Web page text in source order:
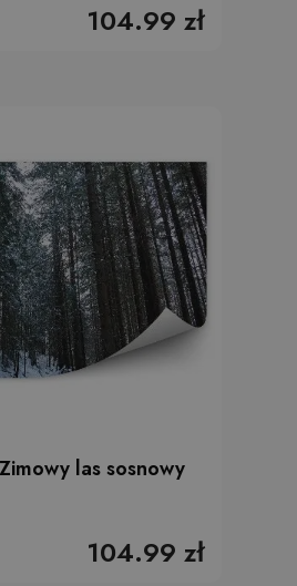
104.99 zł
las sosnowy
104.99 zł